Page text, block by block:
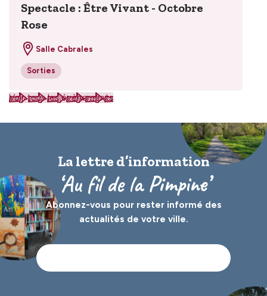
Spectacle : Être Vivant - Octobre
Rose
Salle Cabrales
Sorties
Voir tous les évènements
La lettre d’information
‘Au fil de la Pimpine’
Abonnez-vous pour rester informé des
actualités de votre ville.